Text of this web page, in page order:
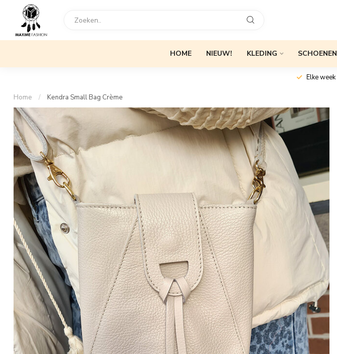
HOME NIEUW! KLEDING SCHOENEN
Elke week
Home / Kendra Small Bag Crème